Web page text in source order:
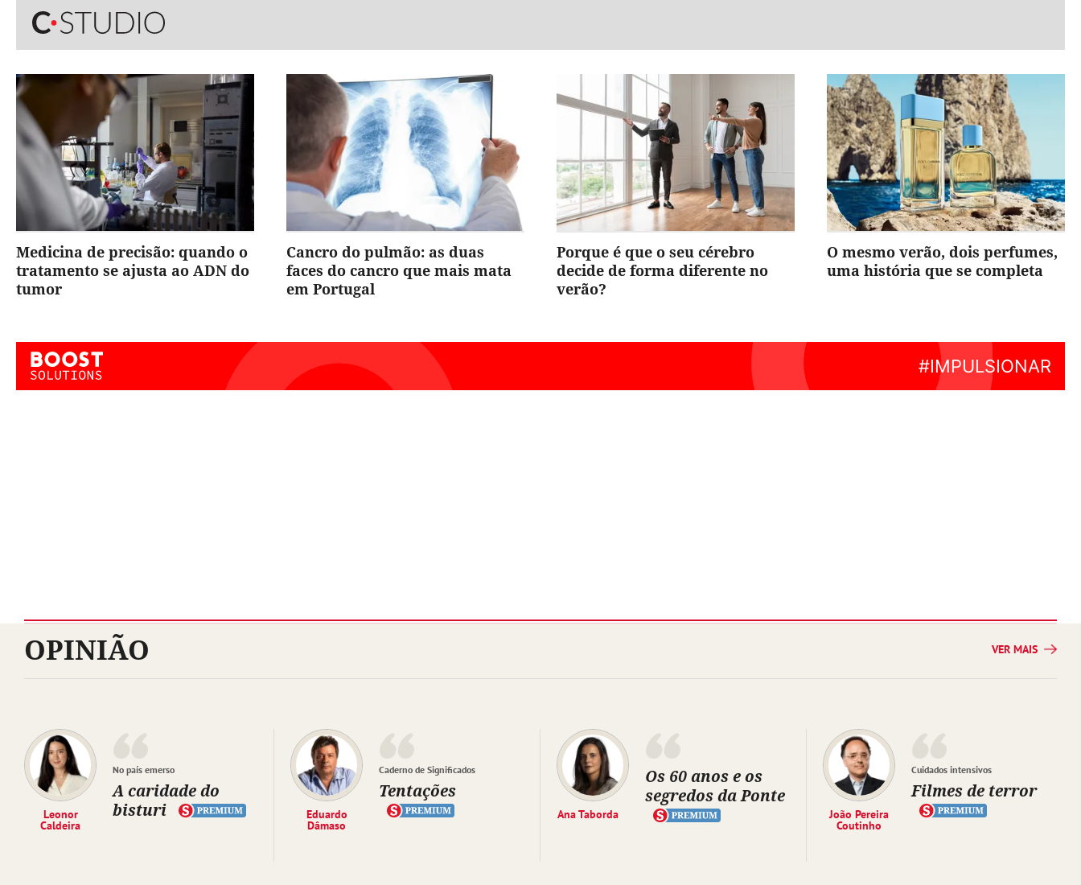
Medicina de precisão: quando o
tratamento se ajusta ao ADN do
tumor
Cancro do pulmão: as duas
faces do cancro que mais mata
em Portugal
Porque é que o seu cérebro
decide de forma diferente no
verão?
O mesmo verão, dois perfumes,
uma história que se completa
OPINIÃO VER MAIS
Leonor
Caldeira
No país emerso
A caridade do
bisturi
Eduardo
Dâmaso
Caderno de Significados
Tentações
Ana Taborda
Os 60 anos e os
segredos da Ponte
João Pereira
Coutinho
Cuidados intensivos
Filmes de terror